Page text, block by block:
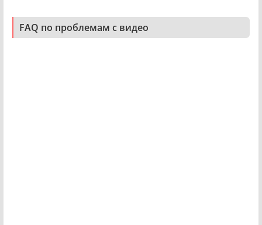
FAQ по проблемам с видео